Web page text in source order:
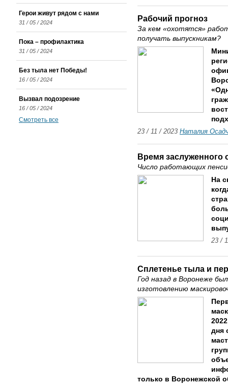
Рабочий прогноз
За кем «охотятся»
получать выпускникам?
23 / 11 / 2023 Наталия
Время заслуженного
Число работающих
На
23 /
Сплетенье тыла и
Год назад в Воронеже
изготовлению
дня
только в Воронежской
Герои живут рядом с нами
31 / 05 / 2024
Пока – профилактика
31 / 05 / 2024
Без тыла нет Победы!
16 / 05 / 2024
Вызвал подозрение
16 / 05 / 2024
Смотреть все